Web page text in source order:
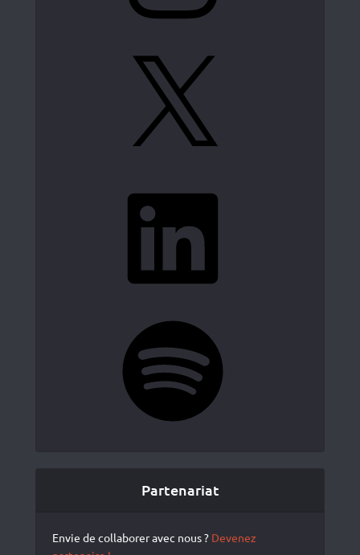
Partenariat
Envie de collaborer avec nous ? Devenez